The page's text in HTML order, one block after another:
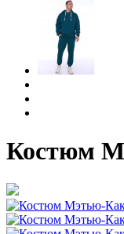
Костюм